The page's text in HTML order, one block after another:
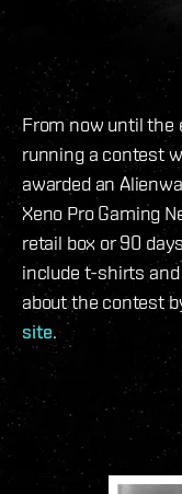
From now until the
running a contest
awarded an
Xeno Pro Gaming
retail box or 90
include t-shirts
about the contest
site.